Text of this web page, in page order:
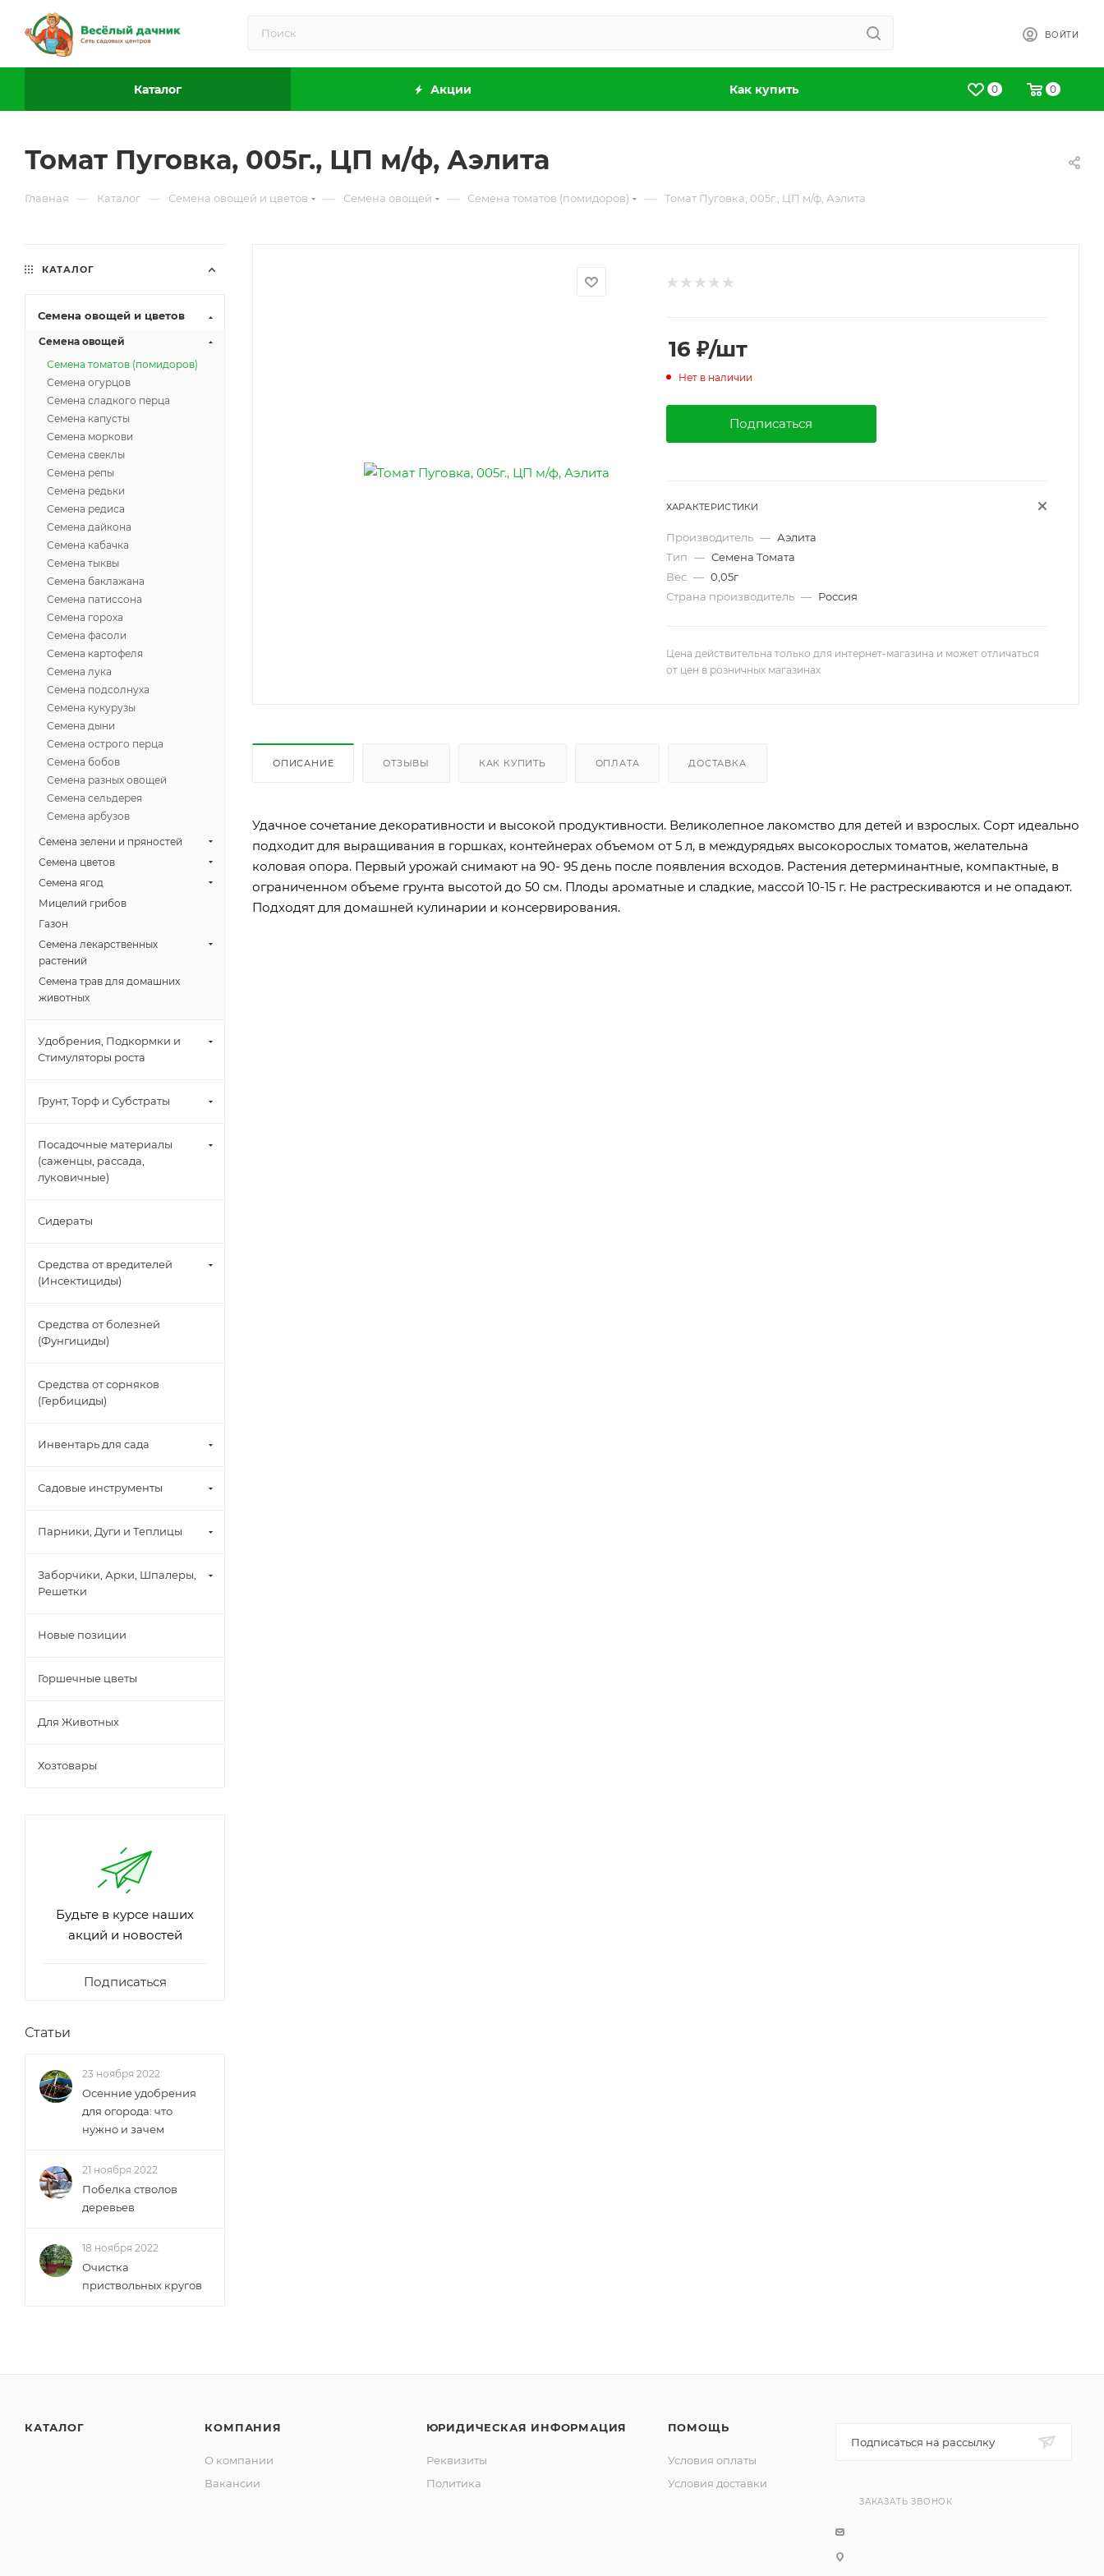
ВОЙТИ
0 0
Каталог Акции Как купить
Томат Пуговка, 005г., ЦП м/ф, Аэлита
Главная — Каталог — Семена овощей и цветов — Семена овощей — Семена томатов (помидоров) — Томат Пуговка, 005г., ЦП м/ф, Аэлита
16 ₽/шт
Нет в наличии
Подписаться
ХАРАКТЕРИСТИКИ
Производитель — Аэлита
Тип — Семена Томата
Вес — 0,05г
Страна производитель — Россия
Цена действительна только для интернет-магазина и может отличаться
от цен в розничных магазинах
ОПИСАНИЕ ОТЗЫВЫ КАК КУПИТЬ ОПЛАТА ДОСТАВКА
Удачное сочетание декоративности и высокой продуктивности. Великолепное лакомство для детей и взрослых. Сорт идеально
подходит для выращивания в горшках, контейнерах объемом от 5 л, в междурядьях высокорослых томатов, желательна
коловая опора. Первый урожай снимают на 90- 95 день после появления всходов. Растения детерминантные, компактные, в
ограниченном объеме грунта высотой до 50 см. Плоды ароматные и сладкие, массой 10-15 г. Не растрескиваются и не опадают.
Подходят для домашней кулинарии и консервирования.
КАТАЛОГ
Семена овощей и цветов
Семена овощей
Семена томатов (помидоров)
Семена огурцов
Семена сладкого перца
Семена капусты
Семена моркови
Семена свеклы
Семена репы
Семена редьки
Семена редиса
Семена дайкона
Семена кабачка
Семена тыквы
Семена баклажана
Семена патиссона
Семена гороха
Семена фасоли
Семена картофеля
Семена лука
Семена подсолнуха
Семена кукурузы
Семена дыни
Семена острого перца
Семена бобов
Семена разных овощей
Семена сельдерея
Семена арбузов
Семена зелени и пряностей
Семена цветов
Семена ягод
Мицелий грибов
Газон
Семена лекарственных
растений
Семена трав для домашних
животных
Удобрения, Подкормки и
Стимуляторы роста
Грунт, Торф и Субстраты
Посадочные материалы
(саженцы, рассада,
луковичные)
Сидераты
Средства от вредителей
(Инсектициды)
Средства от болезней
(Фунгициды)
Средства от сорняков
(Гербициды)
Инвентарь для сада
Садовые инструменты
Парники, Дуги и Теплицы
Заборчики, Арки, Шпалеры,
Решетки
Новые позиции
Горшечные цветы
Для Животных
Хозтовары
Будьте в курсе наших
акций и новостей
Подписаться
Статьи
23 ноября 2022
Осенние удобрения
для огорода: что
нужно и зачем
21 ноября 2022
Побелка стволов
деревьев
18 ноября 2022
Очистка
приствольных кругов
КАТАЛОГ КОМПАНИЯ
О компании
Вакансии
ЮРИДИЧЕСКАЯ ИНФОРМАЦИЯ
Реквизиты
Политика
ПОМОЩЬ
Условия оплаты
Условия доставки
Подписаться на рассылку
ЗАКАЗАТЬ ЗВОНОК